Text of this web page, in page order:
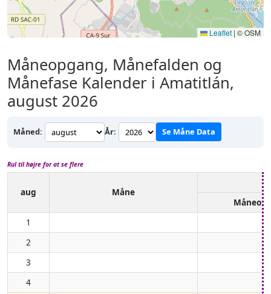
Leaflet | © OSM
Måneopgang, Månefalden og
Månefase Kalender i Amatitlán,
august 2026
Måned: År: Se Måne Data
Rul til højre for at se flere
aug
Måne
1
2
3
4